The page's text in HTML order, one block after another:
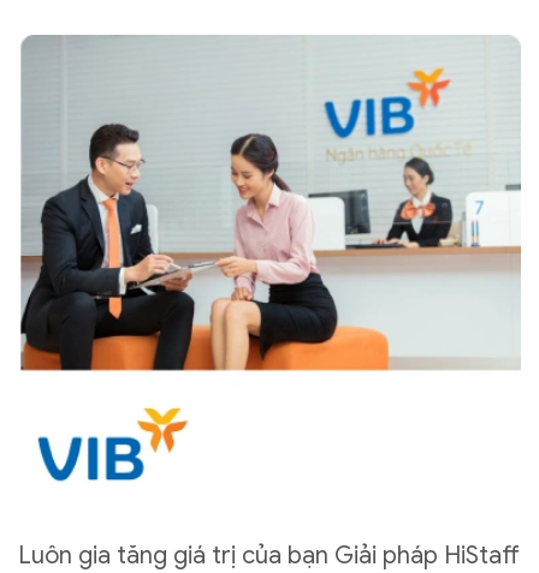
Luôn gia tăng giá trị của bạn Giải pháp HiStaff